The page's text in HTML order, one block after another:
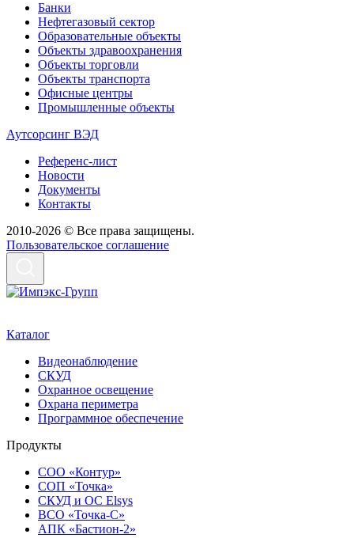
Банки
Нефтегазовый сектор
Образовательные объекты
Объекты здравоохранения
Объекты торговли
Объекты транспорта
Офисные центры
Промышленные объекты
Аутсорсинг ВЭД
Референс-лист
Новости
Документы
Контакты
2010-2026 © Все права защищены.
Пользовательское соглашение
Каталог
Видеонаблюдение
СКУД
Охранное освещение
Охрана периметра
Программное обеспечение
Продукты
СОО «Контур»
СОП «Точка»
СКУД и ОС Elsys
ВСО «Точка-С»
АПК «Бастион-2»